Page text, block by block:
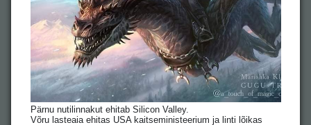
Pärnu nutilinnakut ehitab Silicon Valley.
Võru lasteaia ehitas USA kaitseministeerium ja linti lõikas